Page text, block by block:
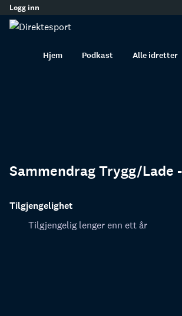
innhold
Logg inn
Hjem Podkast Alle idretter
Sammendrag Trygg/Lade
Tilgjengelighet
Tilgjengelig lenger enn ett år